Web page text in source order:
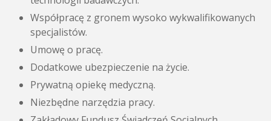
Współpracę z gronem wysoko wykwalifikowanych
specjalistów.
Umowę o pracę.
Dodatkowe ubezpieczenie na życie.
Prywatną opiekę medyczną.
Niezbędne narzędzia pracy.